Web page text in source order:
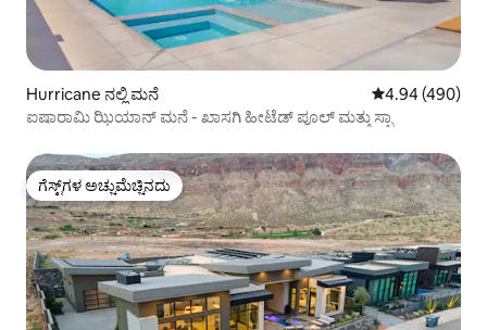
Hurricane ನಲ್ಲಿ ಮನೆ 5 ರಲ್ಲಿ 4.94
4.94 (490)
ಐಷಾರಾಮಿ ಝಿಯಾನ್ ಮನೆ - ಖಾಸಗಿ ಹೀಟೆಡ್ ಪೂಲ್ ಮತ್ತು ಸ್ಪಾ
ಗೆಸ್ಟ್‌ಗಳ ಅಚ್ಚುಮೆಚ್ಚಿನದು
ಗೆಸ್ಟ್‌ಗಳ ಅಚ್ಚುಮೆಚ್ಚಿನದು